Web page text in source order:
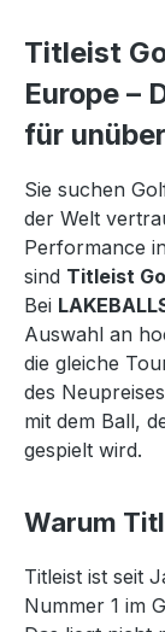
Titleist
Europe –
für
Sie suchen
der Welt
Performance
sind Titleist
Bei
Auswahl an
die gleiche
des
mit dem Ball,
gespielt wird.
Warum
Titleist ist seit
Nummer 1 im